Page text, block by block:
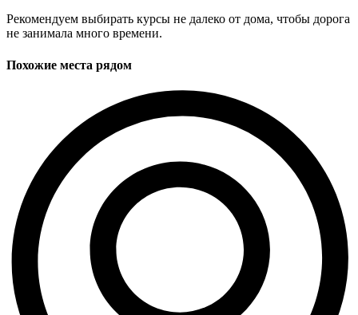
Рекомендуем выбирать курсы не далеко от дома, чтобы дорога
не занимала много времени.
Похожие места рядом